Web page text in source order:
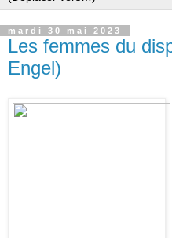
mardi 30 mai 2023
Les femmes du
Engel)